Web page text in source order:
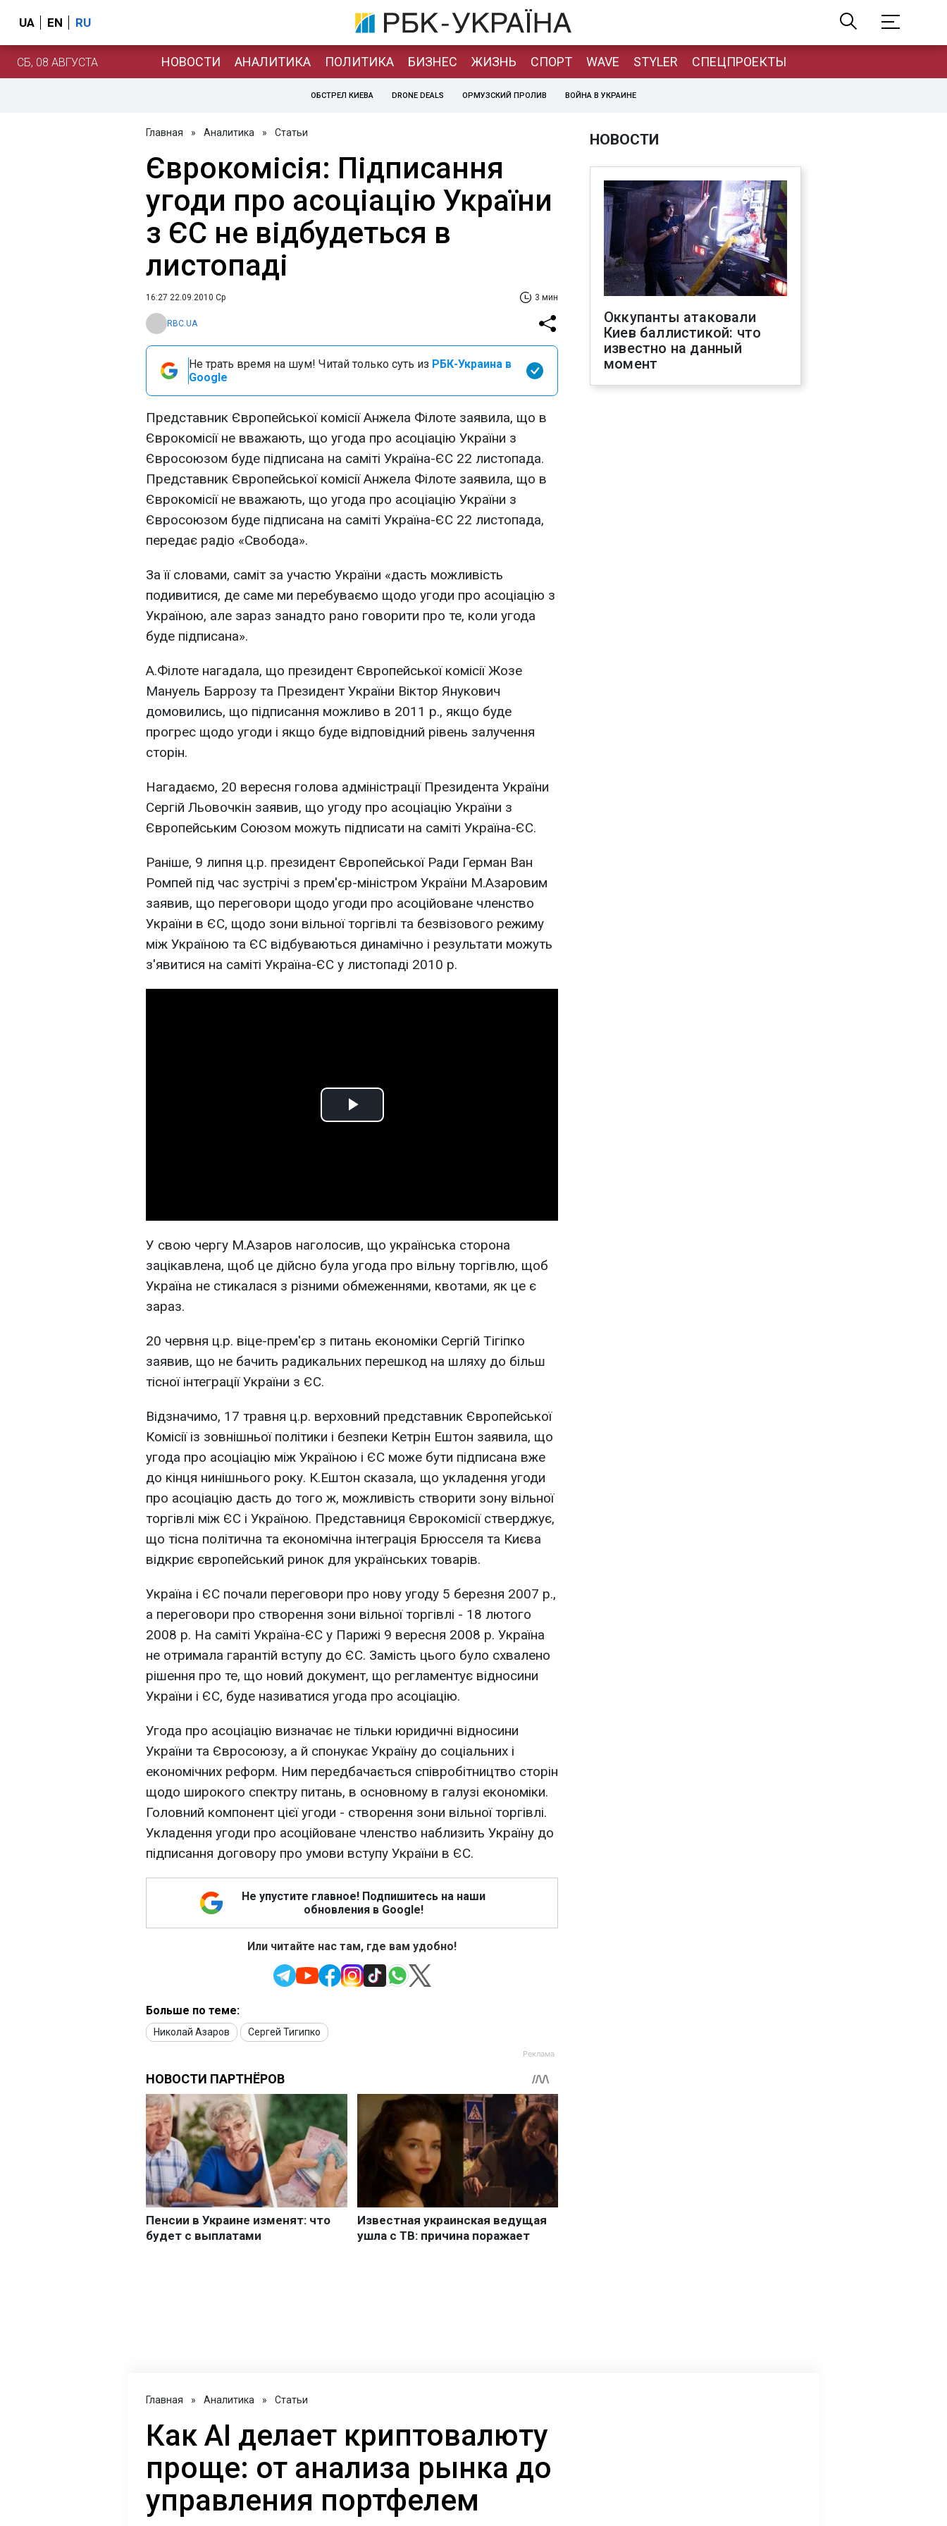
UA EN RU
СБ, 08 АВГУСТА НОВОСТИ АНАЛИТИКА ПОЛИТИКА БИЗНЕС ЖИЗНЬ СПОРТ WAVE STYLER СПЕЦПРОЕКТЫ
ОБСТРЕЛ КИЕВА DRONE DEALS ОРМУЗСКИЙ ПРОЛИВ ВОЙНА В УКРАИНЕ
Главная » Аналитика » Статьи
Єврокомісія: Підписання
угоди про асоціацію України
з ЄС не відбудеться в
листопаді
16:27 22.09.2010 Ср 3 мин
RBC.UA
Не трать время на шум! Читай только суть из РБК-Украина в
Google
Представник Європейської комісії Анжела Філоте заявила, що в
Єврокомісії не вважають, що угода про асоціацію України з
Євросоюзом буде підписана на саміті Україна-ЄС 22 листопада.
Представник Європейської комісії Анжела Філоте заявила, що в
Єврокомісії не вважають, що угода про асоціацію України з
Євросоюзом буде підписана на саміті Україна-ЄС 22 листопада,
передає радіо «Свобода».
За її словами, саміт за участю України «дасть можливість
подивитися, де саме ми перебуваємо щодо угоди про асоціацію з
Україною, але зараз занадто рано говорити про те, коли угода
буде підписана».
А.Філоте нагадала, що президент Європейської комісії Жозе
Мануель Баррозу та Президент України Віктор Янукович
домовились, що підписання можливо в 2011 р., якщо буде
прогрес щодо угоди і якщо буде відповідний рівень залучення
сторін.
Нагадаємо, 20 вересня голова адміністрації Президента України
Сергій Льовочкін заявив, що угоду про асоціацію України з
Європейським Союзом можуть підписати на саміті Україна-ЄС.
Раніше, 9 липня ц.р. президент Європейської Ради Герман Ван
Ромпей під час зустрічі з прем'єр-міністром України М.Азаровим
заявив, що переговори щодо угоди про асоційоване членство
України в ЄС, щодо зони вільної торгівлі та безвізового режиму
між Україною та ЄС відбуваються динамічно і результати можуть
з'явитися на саміті Україна-ЄС у листопаді 2010 р.
Play
У свою чергу М.Азаров наголосив, що українська сторона
зацікавлена, щоб це дійсно була угода про вільну торгівлю, щоб
Україна не стикалася з різними обмеженнями, квотами, як це є
зараз.
20 червня ц.р. віце-прем'єр з питань економіки Сергій Тігіпко
заявив, що не бачить радикальних перешкод на шляху до більш
тісної інтеграції України з ЄС.
Відзначимо, 17 травня ц.р. верховний представник Європейської
Комісії із зовнішньої політики і безпеки Кетрін Ештон заявила, що
угода про асоціацію між Україною і ЄС може бути підписана вже
до кінця нинішнього року. К.Ештон сказала, що укладення угоди
про асоціацію дасть до того ж, можливість створити зону вільної
торгівлі між ЄС і Україною. Представниця Єврокомісії стверджує,
що тісна політична та економічна інтеграція Брюсселя та Києва
відкриє європейський ринок для українських товарів.
Україна і ЄС почали переговори про нову угоду 5 березня 2007 р.,
а переговори про створення зони вільної торгівлі - 18 лютого
2008 р. На саміті Україна-ЄС у Парижі 9 вересня 2008 р. Україна
не отримала гарантій вступу до ЄС. Замість цього було схвалено
рішення про те, що новий документ, що регламентує відносини
України і ЄС, буде називатися угода про асоціацію.
Угода про асоціацію визначає не тільки юридичні відносини
України та Євросоюзу, а й спонукає Україну до соціальних і
економічних реформ. Ним передбачається співробітництво сторін
щодо широкого спектру питань, в основному в галузі економіки.
Головний компонент цієї угоди - створення зони вільної торгівлі.
Укладення угоди про асоційоване членство наблизить Україну до
підписання договору про умови вступу України в ЄС.
Не упустите главное! Подпишитесь на наши
обновления в Google!
Или читайте нас там, где вам удобно!
Больше по теме:
Николай Азаров Сергей Тигипко
НОВОСТИ
Оккупанты атаковали
Киев баллистикой: что
известно на данный
момент
Главная » Аналитика » Статьи
Как AI делает криптовалюту
проще: от анализа рынка до
управления портфелем